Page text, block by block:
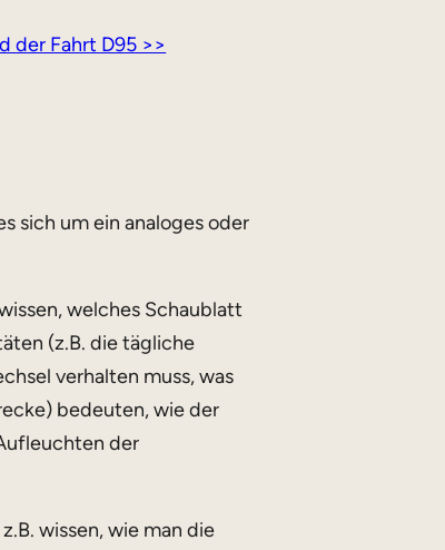
der Fahrt D95 >>
sich um ein analoges oder
welches Schaublatt
(z.B. die tägliche
verhalten muss, was
bedeuten, wie der
der
wissen, wie man die